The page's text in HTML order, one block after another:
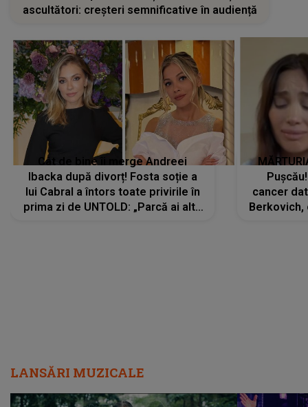
ascultători: creșteri semnificative în audiență
Cât de bine îi merge Andreei
Ibacka după divorț! Fosta soție a
lui Cabral a întors toate privirile în
prima zi de UNTOLD: „Parcă ai altă
cancer
Berkovich,
LANSĂRI MUZICALE